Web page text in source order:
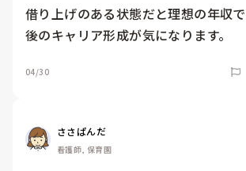
借り上げのある状態だと理想の年収
後のキャリア形成が気になります。
04/30
ささぱんだ
看護師, 保育園